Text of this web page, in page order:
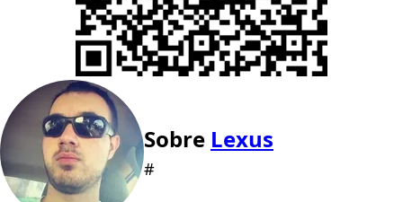
Sobre Lexus
#